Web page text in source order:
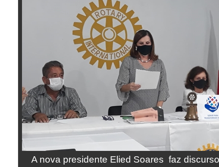
A nova presidente Elied Soares faz